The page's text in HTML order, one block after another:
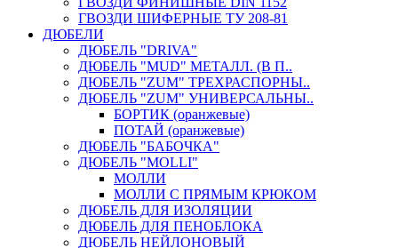
ГВОЗДИ ШИФЕРНЫЕ ТУ 208-81
ДЮБЕЛИ
ДЮБЕЛЬ "DRIVA"
ДЮБЕЛЬ "MUD" МЕТАЛЛ. (В П..
ДЮБЕЛЬ "ZUM" ТРЕХРАСПОРНЫ..
ДЮБЕЛЬ "ZUM" УНИВЕРСАЛЬНЫ..
БОРТИК (оранжевые)
ПОТАЙ (оранжевые)
ДЮБЕЛЬ "БАБОЧКА"
ДЮБЕЛЬ "МOLLI"
МОЛЛИ
МОЛЛИ С ПРЯМЫМ КРЮКОМ
ДЮБЕЛЬ ДЛЯ ИЗОЛЯЦИИ
ДЮБЕЛЬ ДЛЯ ПЕНОБЛОКА
ДЮБЕЛЬ НЕЙЛОНОВЫЙ